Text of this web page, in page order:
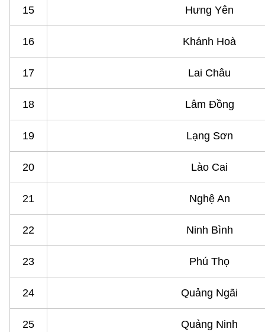
15 Hưng Yên
16 Khánh Hoà
17 Lai Châu
18 Lâm Đồng
19 Lạng Sơn
20 Lào Cai
21 Nghệ An
22 Ninh Bình
23 Phú Thọ
24 Quảng Ngãi
25 Quảng Ninh